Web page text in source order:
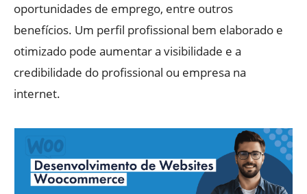
oportunidades de emprego, entre outros
benefícios. Um perfil profissional bem elaborado e
otimizado pode aumentar a visibilidade e a
credibilidade do profissional ou empresa na
internet.